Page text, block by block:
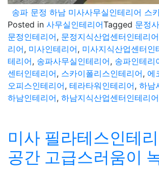
Posted in 사무실인테리어Tagged 문정
문정인테리어, 문정지식산업센터인테리어
리어, 미사인테리어, 미사지식산업센터인
테리어, 송파사무실인테리어, 송파인테리
센터인테리어, 스카이폴리스인테리어, 에
오피스인테리어, 테라타워인테리어, 하남
하남인테리어, 하남지식산업센터인테리어
미사 필라테스인테
공간 고급스러움이